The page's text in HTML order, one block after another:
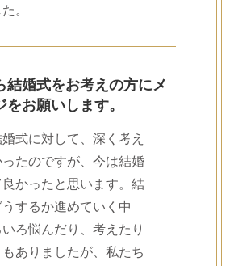
。
結婚式をお考えの方にメ
をお願いします。
式に対して、深く考え
たのですが、今は結婚
かったと思います。結
するか進めていく中
ろ悩んだり、考えたり
ありましたが、私たち